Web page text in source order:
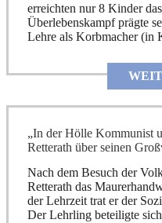
erreichten nur 8 Kinder
Überlebenskampf prägte
Lehre als Korbmacher
„In der Hölle Kommunist
Retterath über seinen
Nach dem Besuch der
Retterath das
der Lehrzeit trat er der
Der Lehrling beteiligte